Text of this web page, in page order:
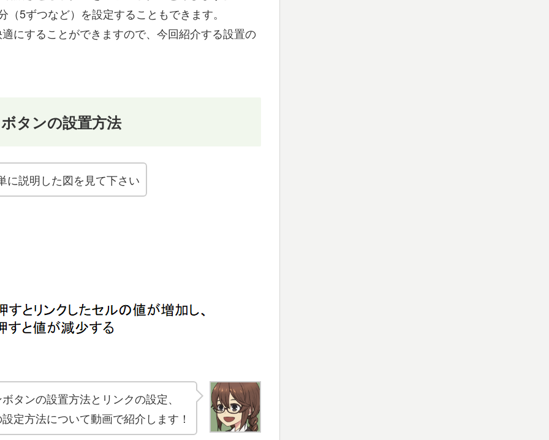
5ずつなど）を設定することもできます。
にすることができますので、今回紹介する設置の
タンの設置方法
に説明した図を見て下さい
タンの設置方法とリンクの設定、
定方法について動画で紹介します！